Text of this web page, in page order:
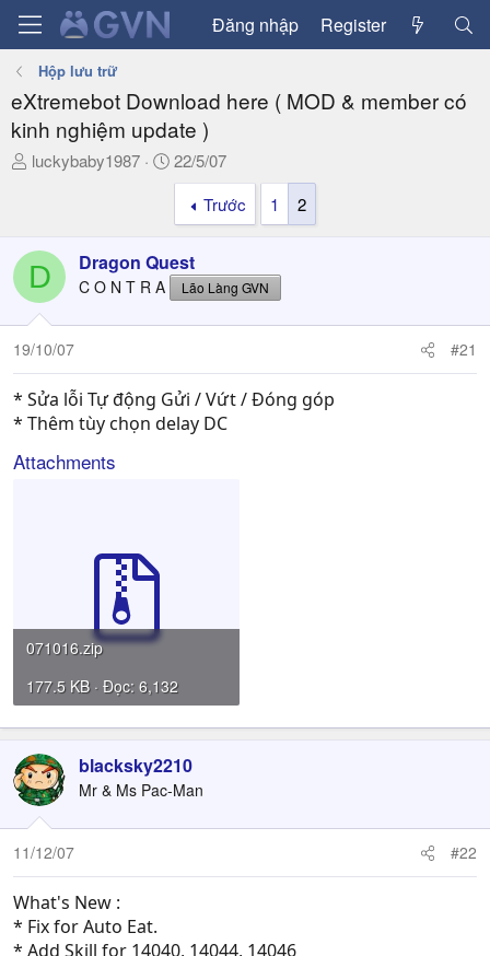
Đăng nhập Register
Hộp lưu trữ
eXtremebot Download here ( MOD & member có
kinh nghiệm update )
T
a
d
s
t
a
t
e
r
luckybaby1987
N
g
y
ử
i
22/5/07
Trước
1 2
D Dragon Quest
C O N T R A Lão Làng GVN
19/10/07 #21
* Sửa lỗi Tự động Gửi / Vứt / Đóng góp
* Thêm tùy chọn delay DC
Attachments
071016.zip
177.5 KB · Đọc: 6,132
blacksky2210
Mr & Ms Pac-Man
11/12/07 #22
What's New :
* Fix for Auto Eat.
* Add Skill for 14040, 14044, 14046